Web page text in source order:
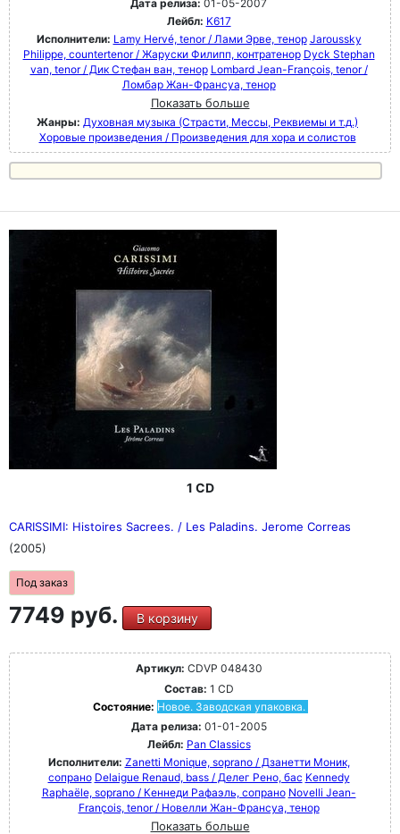
Дата релиза: 01-05-2007
Лейбл: K617
Исполнители: Lamy Hervé, tenor / Лами Эрве, тенор Jaroussky
Philippe, countertenor / Жаруски Филипп, контратенор Dyck Stephan
van, tenor / Дик Стефан ван, тенор Lombard Jean-François, tenor /
Ломбар Жан-Франсуа, тенор
Показать больше
Жанры: Духовная музыка (Страсти, Мессы, Реквиемы и т.д.)
Хоровые произведения / Произведения для хора и солистов
1 CD
CARISSIMI: Histoires Sacrees. / Les Paladins. Jerome Correas
(2005)
Под заказ
7749 руб. В корзину
Артикул: CDVP 048430
Состав: 1 CD
Состояние: Новое. Заводская упаковка.
Дата релиза: 01-01-2005
Лейбл: Pan Classics
Исполнители: Zanetti Monique, soprano / Дзанетти Моник,
сопрано Delaigue Renaud, bass / Делег Рено, бас Kennedy
Raphaële, soprano / Кеннеди Рафаэль, сопрано Novelli Jean-
François, tenor / Новелли Жан-Франсуа, тенор
Показать больше